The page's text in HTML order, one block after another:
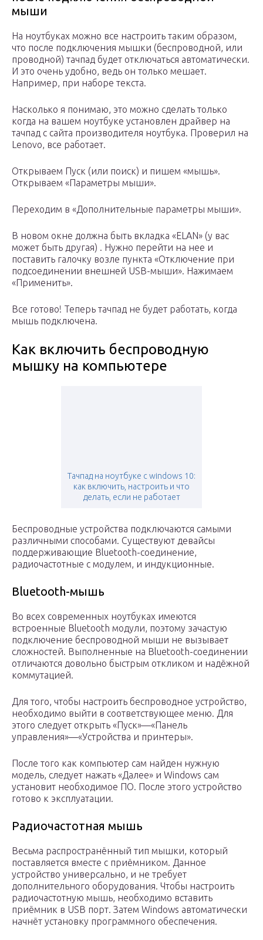
мыши
На ноутбуках можно все настроить таким образом,
что после подключения мышки (беспроводной, или
проводной) тачпад будет отключаться автоматически.
И это очень удобно, ведь он только мешает.
Например, при наборе текста.
Насколько я понимаю, это можно сделать только
когда на вашем ноутбуке установлен драйвер на
тачпад с сайта производителя ноутбука. Проверил на
Lenovo, все работает.
Открываем Пуск (или поиск) и пишем «мышь».
Открываем «Параметры мыши».
Переходим в «Дополнительные параметры мыши».
В новом окне должна быть вкладка «ELAN» (у вас
может быть другая) . Нужно перейти на нее и
поставить галочку возле пункта «Отключение при
подсоединении внешней USB-мыши». Нажимаем
«Применить».
Все готово! Теперь тачпад не будет работать, когда
мышь подключена.
Как включить беспроводную
мышку на компьютере
Тачпад на ноутбуке с windows 10:
как включить, настроить и что
делать, если не работает
Беспроводные устройства подключаются самыми
различными способами. Существуют девайсы
поддерживающие Bluetooth-соединение,
радиочастотные с модулем, и индукционные.
Bluetooth-мышь
Во всех современных ноутбуках имеются
встроенные Bluetooth модули, поэтому зачастую
подключение беспроводной мыши не вызывает
сложностей. Выполненные на Bluetooth-соединении
отличаются довольно быстрым откликом и надёжной
коммутацией.
Для того, чтобы настроить беспроводное устройство,
необходимо выйти в соответствующее меню. Для
этого следует открыть «Пуск»—«Панель
управления»—«Устройства и принтеры».
После того как компьютер сам найден нужную
модель, следует нажать «Далее» и Windows сам
установит необходимое ПО. После этого устройство
готово к эксплуатации.
Радиочастотная мышь
Весьма распространённый тип мышки, который
поставляется вместе с приёмником. Данное
устройство универсально, и не требует
дополнительного оборудования. Чтобы настроить
радиочастотную мышь, необходимо вставить
приёмник в USB порт. Затем Windows автоматически
начнёт установку программного обеспечения.